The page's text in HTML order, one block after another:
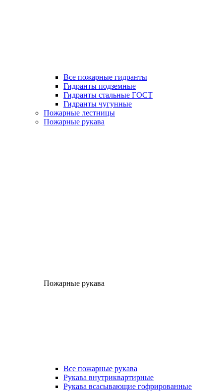
Все пожарные гидранты
Гидранты подземные
Гидранты стальные ГОСТ
Гидранты чугунные
Пожарные лестницы
Пожарные рукава
Пожарные рукава
Все пожарные рукава
Рукава внутриквартирные
Рукава всасывающие гофрированные